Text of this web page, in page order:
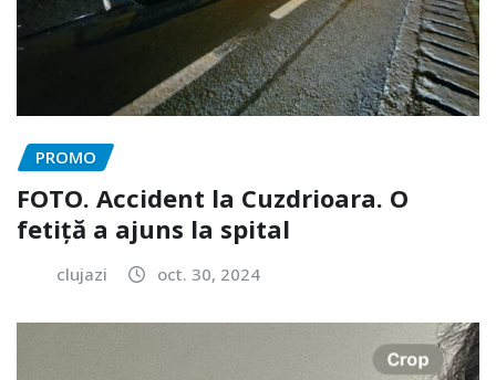
PROMO
FOTO. Accident la Cuzdrioara. O
fetiță a ajuns la spital
clujazi oct. 30, 2024